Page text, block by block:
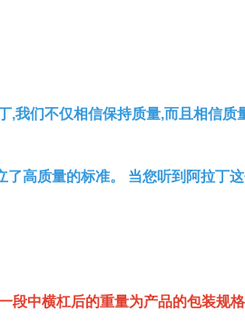
,我们不仅相信保持质量,而且相信
了高质量的标准。 当您听到阿拉丁
段中横杠后的重量为产品的包装规